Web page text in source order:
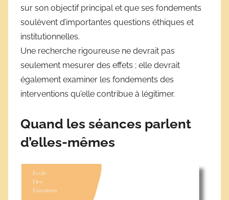
sur son objectif principal et que ses fondements
soulèvent d’importantes questions éthiques et
institutionnelles.
Une recherche rigoureuse ne devrait pas
seulement mesurer des effets ; elle devrait
également examiner les fondements des
interventions qu’elle contribue à légitimer.
Quand les séances parlent
d’elles-mêmes